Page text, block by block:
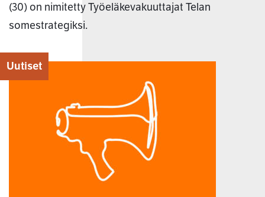
(30) on nimitetty Työeläkevakuuttajat Telan
somestrategiksi.
Uutiset